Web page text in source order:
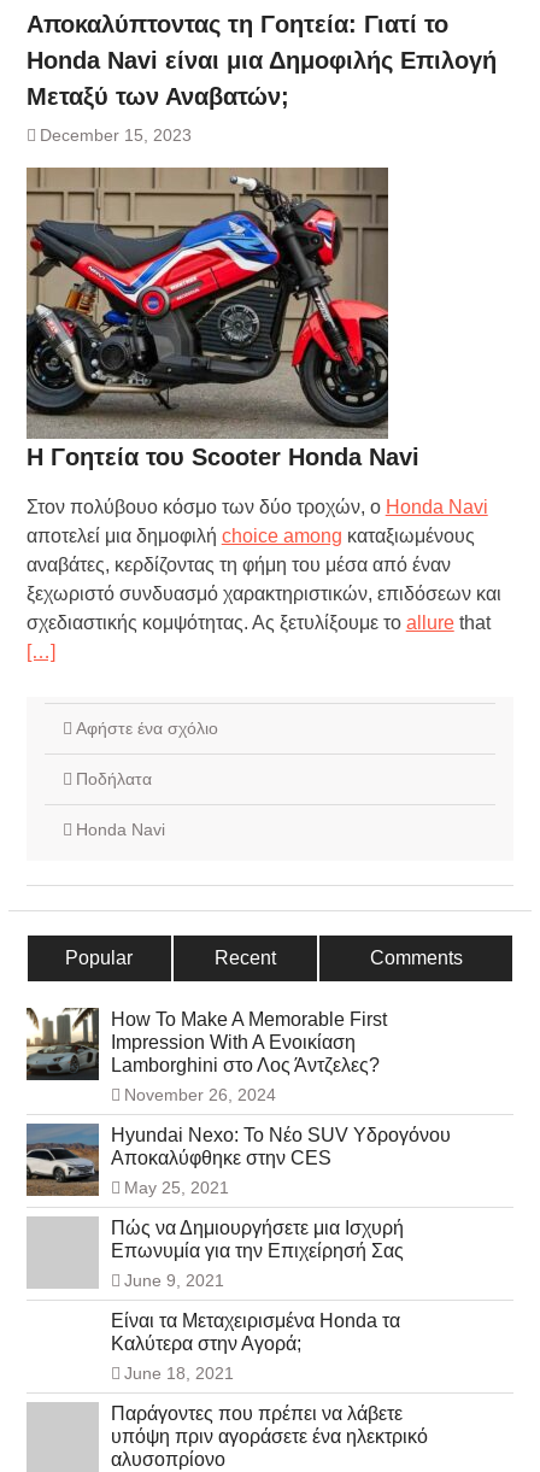
Αποκαλύπτοντας τη Γοητεία: Γιατί το
Honda Navi είναι μια Δημοφιλής Επιλογή
Μεταξύ των Αναβατών;
December 15, 2023
Η Γοητεία του Scooter Honda Navi
Στον πολύβουο κόσμο των δύο τροχών, ο Honda Navi
αποτελεί μια δημοφιλή choice among καταξιωμένους
αναβάτες, κερδίζοντας τη φήμη του μέσα από έναν
ξεχωριστό συνδυασμό χαρακτηριστικών, επιδόσεων και
σχεδιαστικής κομψότητας. Ας ξετυλίξουμε το allurethat
[…]
Αφήστε ένα σχόλιο
Ποδήλατα
Honda Navi
Popular Recent Comments
How To Make A Memorable First
Impression With A Ενοικίαση
Lamborghini στο Λος Άντζελες?
November 26, 2024
Hyundai Nexo: Το Νέο SUV Υδρογόνου
Αποκαλύφθηκε στην CES
May 25, 2021
Πώς να Δημιουργήσετε μια Ισχυρή
Επωνυμία για την Επιχείρησή Σας
June 9, 2021
Είναι τα Μεταχειρισμένα Honda τα
Καλύτερα στην Αγορά;
June 18, 2021
Παράγοντες που πρέπει να λάβετε
υπόψη πριν αγοράσετε ένα ηλεκτρικό
αλυσοπρίονο